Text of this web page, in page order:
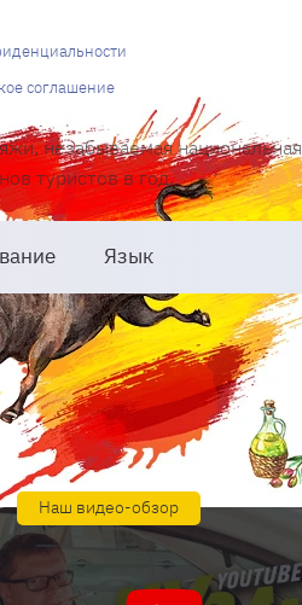
незабываемая национальная
туристов в год.
Язык
соглашение
Наш видео-обзор